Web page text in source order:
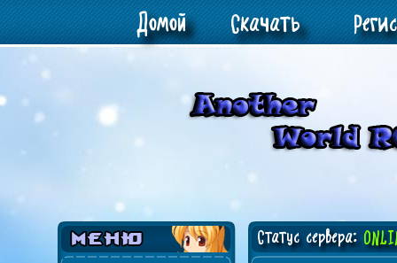
Домой Скачать
Статус сервера: